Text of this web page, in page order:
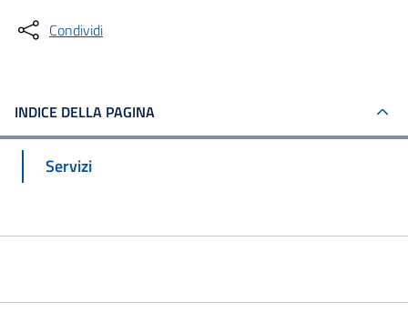
Condividi
INDICE DELLA PAGINA
Servizi